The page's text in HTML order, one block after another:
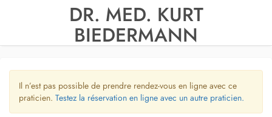
DR. MED. KURT
BIEDERMANN
Il n’est pas possible de prendre rendez-vous en ligne avec ce
praticien. Testez la réservation en ligne avec un autre praticien.